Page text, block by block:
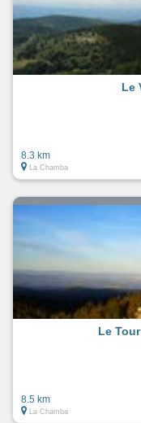
Le
8.3 km
La Chamba
Le
8.5 km
La Chamba